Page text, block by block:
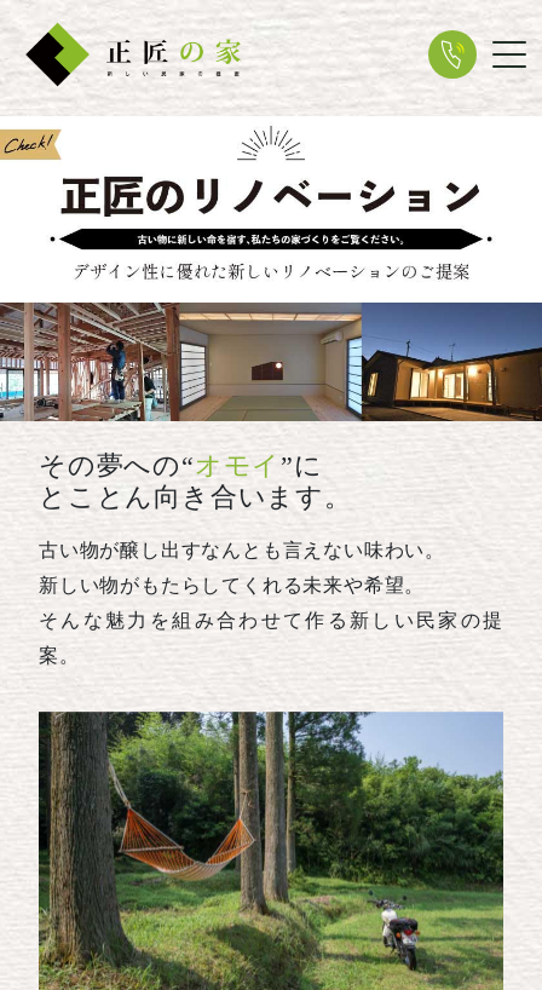
その夢への“オモイ ”に
とことん向き合います。
古い物が醸し出すなんとも言えない味わい。
新しい物がもたらしてくれる未来や希望。
そんな魅力を組み合わせて作る新しい民家の提
案。